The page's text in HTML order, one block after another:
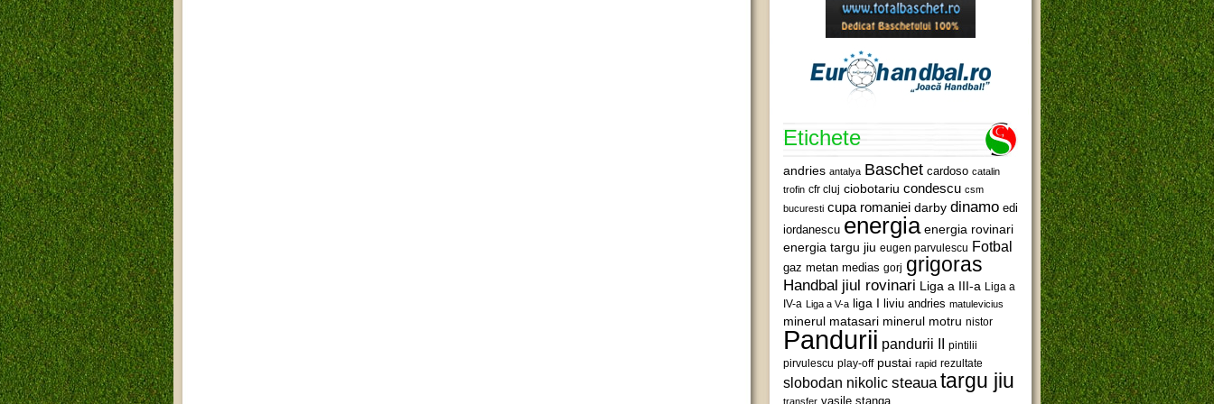
Etichete
andries antalya Baschet cardoso catalin
trofin cfr cluj ciobotariu condescu csm
bucuresti cupa romaniei darby dinamo edi
iordanescu energia energia rovinari
energia targu jiu eugen parvulescu Fotbal
gaz metan medias gorj grigoras
Handbal jiul rovinari Liga a III-a Liga a
IV-a Liga a V-a liga I liviu andries matulevicius
minerul matasari minerul motru nistor
Pandurii pandurii II pintilii
pirvulescu play-off pustai rapid rezultate
slobodan nikolic steaua targu jiu
transfer vasile stanga